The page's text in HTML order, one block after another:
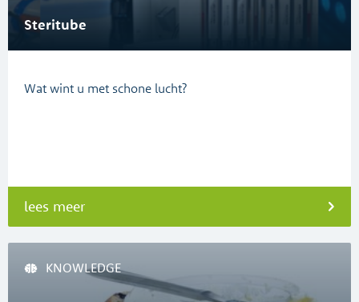
Steritube
Wat wint u met schone lucht?
lees meer
KNOWLEDGE